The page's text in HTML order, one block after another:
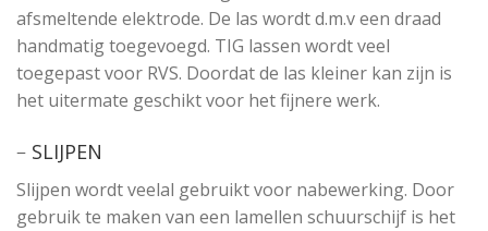
afsmeltende elektrode. De las wordt d.m.v een draad
handmatig toegevoegd. TIG lassen wordt veel
toegepast voor RVS. Doordat de las kleiner kan zijn is
het uitermate geschikt voor het fijnere werk.
– SLIJPEN
Slijpen wordt veelal gebruikt voor nabewerking. Door
gebruik te maken van een lamellen schuurschijf is het